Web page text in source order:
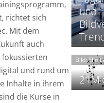
richtet sich
Mit dem
auch
und rund um
Inhalte in ihrem
die Kurse in
‘i
t
z
r
r
t
r
r
s
und
Bild: Elio